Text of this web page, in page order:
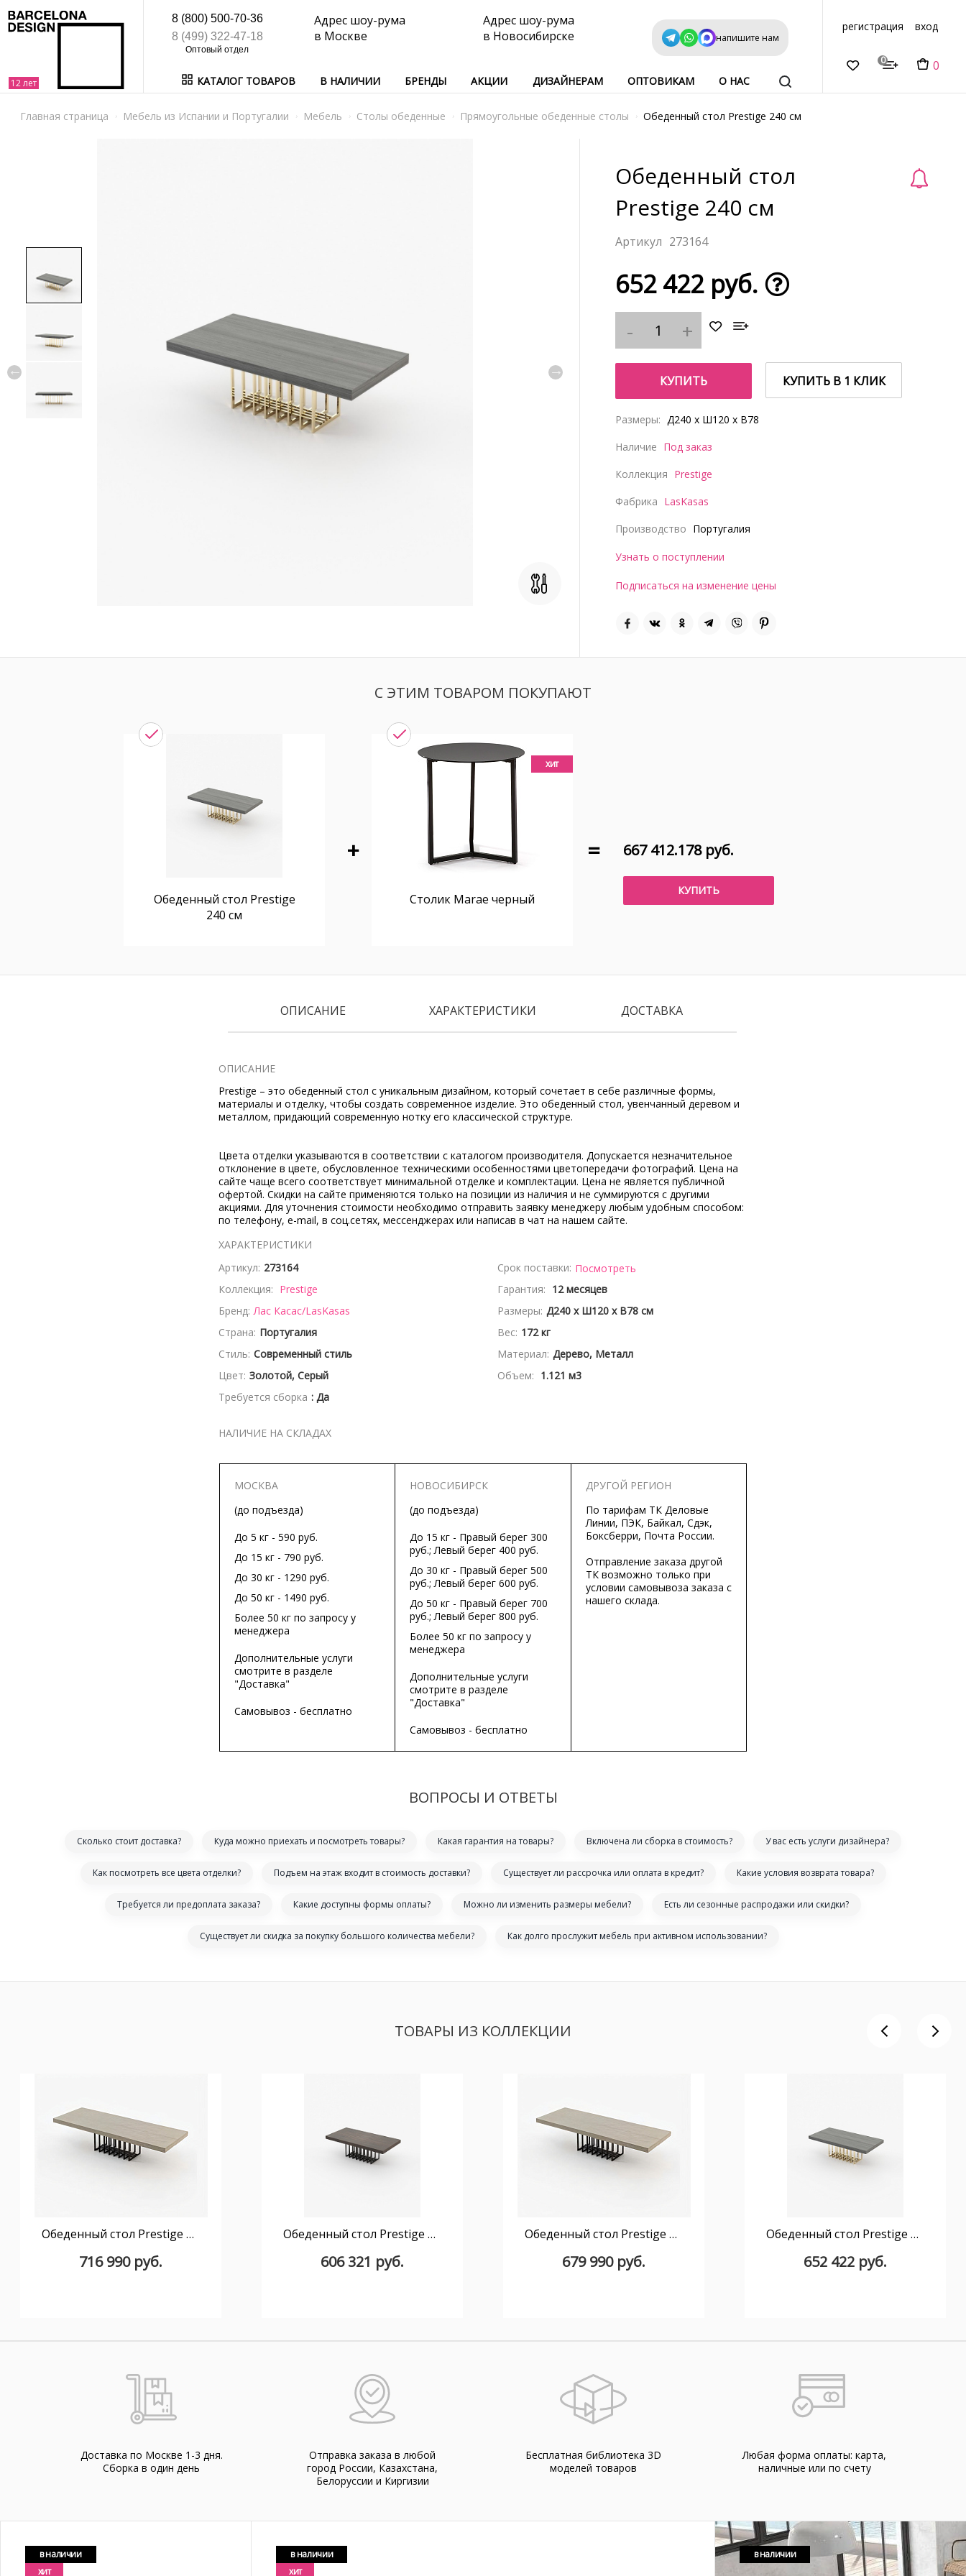
8 (800) 500-70-36
8 (499) 322-47-18
Адрес шоу-рума
в Москве
Адрес шоу-рума
в Новосибирске
напишите нам
КАТАЛОГ ТОВАРОВ В НАЛИЧИИ БРЕНДЫ АКЦИИ ДИЗАЙНЕРАМ ОПТОВИКАМ О НАС
регистрация вход
0 0
Главная страница Мебель из Испании и Португалии Мебель Столы обеденные Прямоугольные обеденные столы Обеденный стол Prestige 240 см
Обеденный стол
Prestige 240 см
273164
652 422 руб.
КУПИТЬ КУПИТЬ В 1 КЛИК
Размеры: Д240 x Ш120 x В78
Наличие Под заказ
Коллекция Prestige
Фабрика LasKasas
Производство Португалия
Узнать о поступлении
Подписаться на изменение цены
С ЭТИМ ТОВАРОМ ПОКУПАЮТ
Обеденный стол Prestige
240 см
хит
Столик Marae черный
667 412.178 руб.
КУПИТЬ
ОПИСАНИЕ ХАРАКТЕРИСТИКИ ДОСТАВКА
ОПИСАНИЕ
Prestige – это обеденный стол с уникальным дизайном, который сочетает в себе различные формы,
материалы и отделку, чтобы создать современное изделие. Это обеденный стол, увенчанный деревом и
металлом, придающий современную нотку его классической структуре.
Цвета отделки указываются в соответствии с каталогом производителя. Допускается незначительное
отклонение в цвете, обусловленное техническими особенностями цветопередачи фотографий. Цена на
сайте чаще всего соответствует минимальной отделке и комплектации. Цена не является публичной
офертой. Скидки на сайте применяются только на позиции из наличия и не суммируются с другими
акциями. Для уточнения стоимости необходимо отправить заявку менеджеру любым удобным способом:
по телефону, e-mail, в соц.сетях, мессенджерах или написав в чат на нашем сайте.
ХАРАКТЕРИСТИКИ
Артикул: 273164 Срок поставки: Посмотреть
Коллекция: Prestige Гарантия: 12 месяцев
Бренд: Лас Касас/LasKasas Размеры: Д240 x Ш120 x В78 см
Страна: Португалия Вес: 172 кг
Стиль: Современный стиль Материал: Дерево, Металл
Цвет: Золотой, Серый Объем: 1.121 м3
Требуется сборка : Да
НАЛИЧИЕ НА СКЛАДАХ
МОСКВА
(до подъезда)
До 5 кг - 590 руб.
До 15 кг - 790 руб.
До 30 кг - 1290 руб.
До 50 кг - 1490 руб.
Более 50 кг по запросу у
менеджера
Дополнительные услуги
смотрите в разделе
"Доставка"
Самовывоз - бесплатно
НОВОСИБИРСК
(до подъезда)
До 15 кг - Правый берег 300
руб.; Левый берег 400 руб.
До 30 кг - Правый берег 500
руб.; Левый берег 600 руб.
До 50 кг - Правый берег 700
руб.; Левый берег 800 руб.
Более 50 кг по запросу у
менеджера
Дополнительные услуги
смотрите в разделе
"Доставка"
Самовывоз - бесплатно
ДРУГОЙ РЕГИОН
По тарифам ТК Деловые
Линии, ПЭК, Байкал, Сдэк,
Боксберри, Почта России.
Отправление заказа другой
ТК возможно только при
условии самовывоза заказа с
нашего склада.
ВОПРОСЫ И ОТВЕТЫ
Сколько стоит доставка? Куда можно приехать и посмотреть товары? Какая гарантия на товары? Включена ли сборка в стоимость? У вас есть услуги дизайнера?
Как посмотреть все цвета отделки? Подъем на этаж входит в стоимость доставки? Существует ли рассрочка или оплата в кредит? Какие условия возврата товара?
Требуется ли предоплата заказа? Какие доступны формы оплаты? Можно ли изменить размеры мебели? Есть ли сезонные распродажи или скидки?
Существует ли скидка за покупку большого количества мебели? Как долго прослужит мебель при активном использовании?
ТОВАРЫ ИЗ КОЛЛЕКЦИИ
Обеденный стол Prestige 240 см раздвижной
716 990 руб.
Обеденный стол Prestige 200 см
606 321 руб.
Обеденный стол Prestige 200 см раздвижной
679 990 руб.
Обеденный стол Prestige 240 см
652 422 руб.
Доставка по Москве 1-3 дня.
Cборка в один день
Отправка заказа в любой
город России, Казахстана,
Белоруссии и Киргизии
Бесплатная библиотека 3D
моделей товаров
Любая форма оплаты: карта,
наличные или по счету
в наличии
хит
в наличии
хит
в наличии